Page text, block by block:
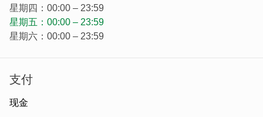
就能看见周边环绕的闽式传统建筑，让人同时感受到西式洋
楼与在地聚落融合的独特视觉风景。
星期四：00:00 – 23:59
星期五：00:00 – 23:59
星期六：00:00 – 23:59
支付
现金